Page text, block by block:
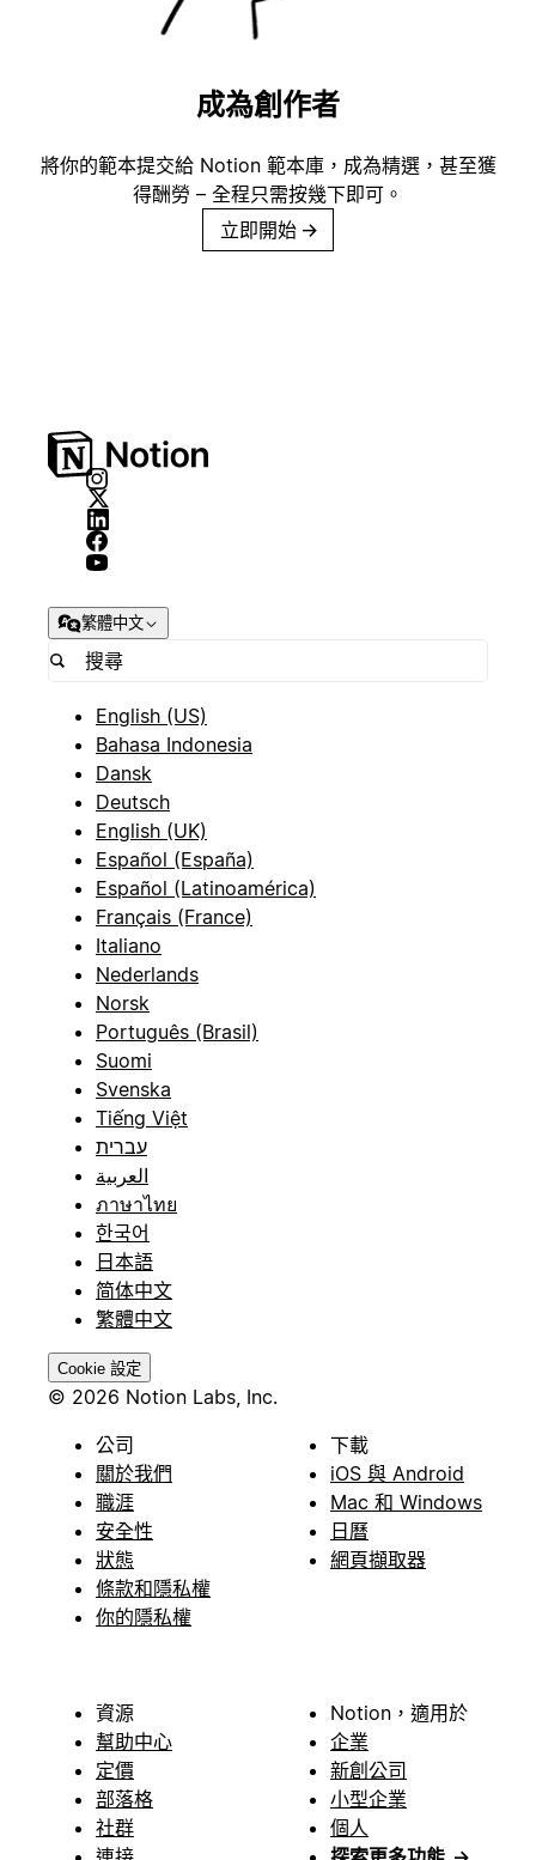
成為創作者
將你的範本提交給 Notion 範本庫，成為精選，甚至獲
得酬勞 – 全程只需按幾下即可。
立即開始 →
繁體中文
English (US)
Bahasa Indonesia
Dansk
Deutsch
English (UK)
Español (España)
Español (Latinoamérica)
Français (France)
Italiano
Nederlands
Norsk
Português (Brasil)
Suomi
Svenska
Tiếng Việt
עברית
العربية
ภาษาไทย
한국어
日本語
简体中文
繁體中文
Cookie 設定
© 2026 Notion Labs, Inc.
公司
關於我們
職涯
安全性
狀態
條款和隱私權
你的隱私權
下載
iOS 與 Android
Mac 和 Windows
日曆
網頁擷取器
資源
幫助中心
定價
部落格
社群
Notion，適用於
企業
新創公司
小型企業
個人